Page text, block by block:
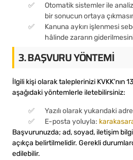
Otomatik sistemler ile
bir sonucun ortaya
Kanuna aykırı işlenmesi
hâlinde zararın
3. BAŞVURU YÖNTEMI
İlgili kişi olarak taleplerinizi KVKK’nın
aşağıdaki yöntemlerle iletebilirsiniz:
Yazılı olarak yukarıdaki
E-posta yoluyla:
Başvurunuzda; ad, soyad, iletişim
açıkça belirtilmelidir. Gerekli
edilebilir.